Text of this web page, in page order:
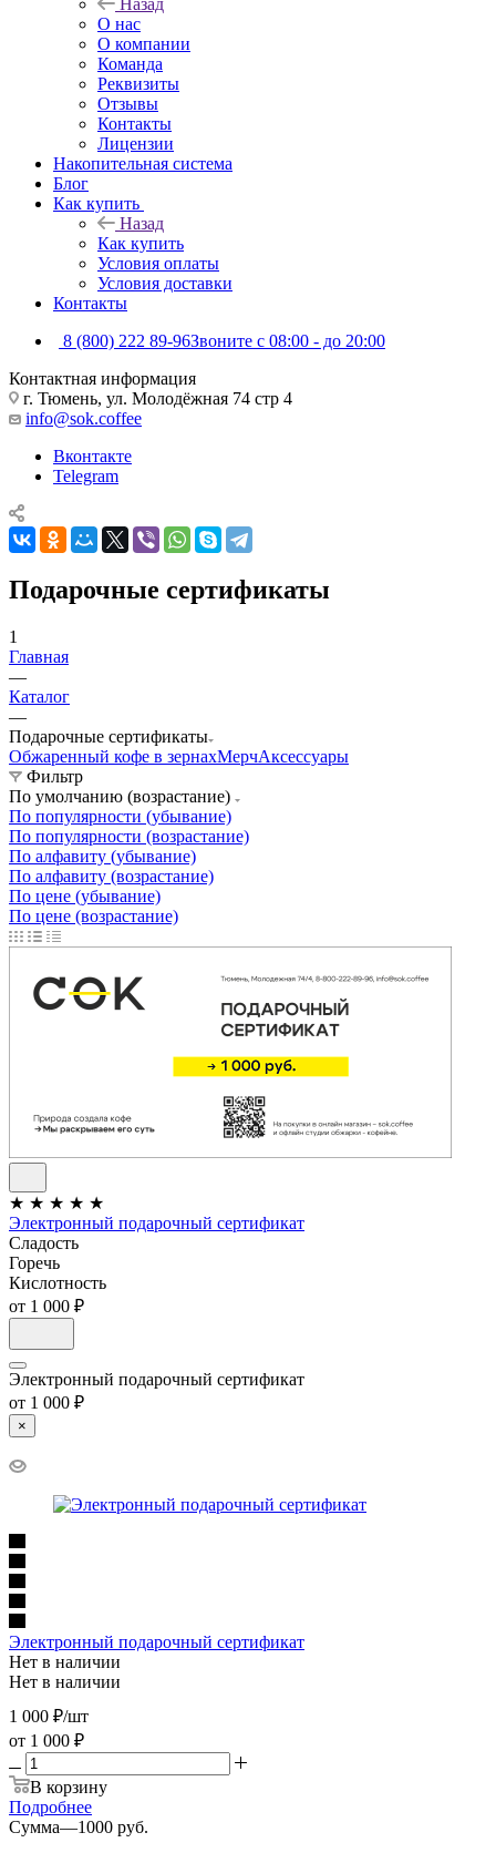
Назад
О нас
О компании
Команда
Реквизиты
Отзывы
Контакты
Лицензии
Накопительная система
Блог
Как купить
Назад
Как купить
Условия оплаты
Условия доставки
Контакты
8 (800) 222 89-96Звоните с 08:00 - до 20:00
Контактная информация
г. Тюмень, ул. Молодёжная 74 стр 4
info@sok.coffee
Вконтакте
Telegram
Подарочные сертификаты
1
Главная
—
Каталог
—
Подарочные сертификаты
Обжаренный кофе в зернахМерчАксессуары
Фильтр
По умолчанию (возрастание)
По популярности (убывание)
По популярности (возрастание)
По алфавиту (убывание)
По алфавиту (возрастание)
По цене (убывание)
По цене (возрастание)
★ ★ ★ ★ ★
Электронный подарочный сертификат
Сладость
Горечь
Кислотность
от 1 000 ₽
Электронный подарочный сертификат
от 1 000 ₽
×
Электронный подарочный сертификат
Нет в наличии
Нет в наличии
1 000 ₽/шт
от 1 000 ₽
В корзину
Подробнее
Сумма—1000 руб.